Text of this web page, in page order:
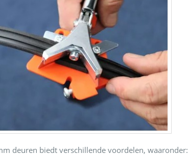
deuren biedt verschillende voordelen, waaronder: